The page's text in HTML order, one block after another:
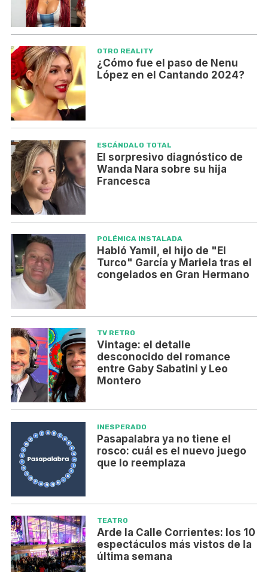
OTRO REALITY
¿Cómo fue el paso de Nenu
López en el Cantando 2024?
ESCÁNDALO TOTAL
El sorpresivo diagnóstico de
Wanda Nara sobre su hija
Francesca
POLÉMICA INSTALADA
Habló Yamil, el hijo de "El
Turco" García y Mariela tras el
congelados en Gran Hermano
TV RETRO
Vintage: el detalle
desconocido del romance
entre Gaby Sabatini y Leo
Montero
INESPERADO
Pasapalabra ya no tiene el
rosco: cuál es el nuevo juego
que lo reemplaza
TEATRO
Arde la Calle Corrientes: los 10
espectáculos más vistos de la
última semana